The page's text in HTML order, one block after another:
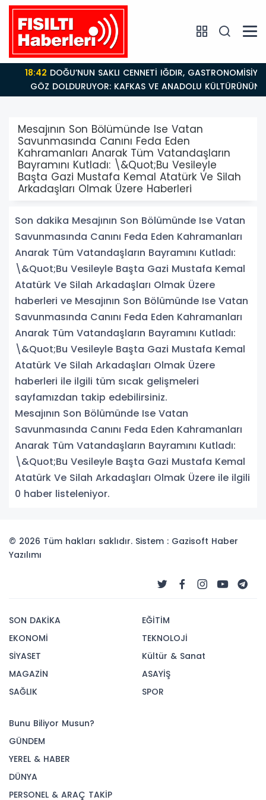
18:42DOĞU’NUN SAKLI CENNETİ IĞDIR, GASTRONOMİSİYLE
GÖZ DOLDURUYOR: KAFKAS VE ANADOLU KÜLTÜRÜNÜN
BULUŞMA NOKTASI
Mesajının Son Bölümünde Ise Vatan
Savunmasında Canını Feda Eden
Kahramanları Anarak Tüm Vatandaşların
Bayramını Kutladı: \&Quot;Bu Vesileyle
Başta Gazi Mustafa Kemal Atatürk Ve Silah
Arkadaşları Olmak Üzere Haberleri
Son dakika Mesajının Son Bölümünde Ise Vatan
Savunmasında Canını Feda Eden Kahramanları
Anarak Tüm Vatandaşların Bayramını Kutladı:
\&Quot;Bu Vesileyle Başta Gazi Mustafa Kemal
Atatürk Ve Silah Arkadaşları Olmak Üzere
haberleri ve Mesajının Son Bölümünde Ise Vatan
Savunmasında Canını Feda Eden Kahramanları
Anarak Tüm Vatandaşların Bayramını Kutladı:
\&Quot;Bu Vesileyle Başta Gazi Mustafa Kemal
Atatürk Ve Silah Arkadaşları Olmak Üzere
haberleri ile ilgili tüm sıcak gelişmeleri
sayfamızdan takip edebilirsiniz.
Mesajının Son Bölümünde Ise Vatan
Savunmasında Canını Feda Eden Kahramanları
Anarak Tüm Vatandaşların Bayramını Kutladı:
\&Quot;Bu Vesileyle Başta Gazi Mustafa Kemal
Atatürk Ve Silah Arkadaşları Olmak Üzere ile ilgili
0 haber listeleniyor.
© 2026 Tüm hakları saklıdır. Sistem : Gazisoft Haber
Yazılımı
SON DAKİKA
EKONOMİ
SİYASET
MAGAZİN
SAĞLIK
EĞİTİM
TEKNOLOJİ
Kültür & Sanat
ASAYİŞ
SPOR
Bunu Biliyor Musun?
GÜNDEM
YEREL & HABER
DÜNYA
PERSONEL & ARAÇ TAKİP